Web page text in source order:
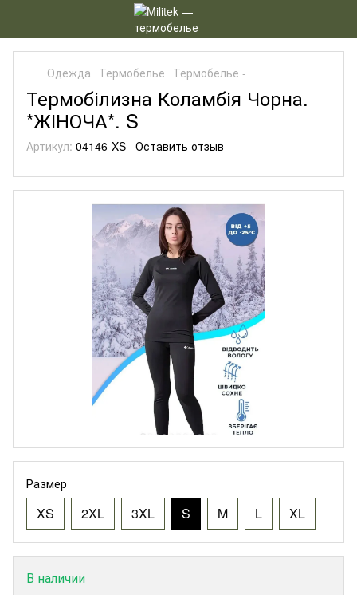
Одежда Термобелье Термобелье -
Термобілизна Коламбія Чорна.
*ЖІНОЧА*. S
Артикул: 04146-XS Оставить отзыв
Размер
XS 2XL 3XL S M L XL
В наличии